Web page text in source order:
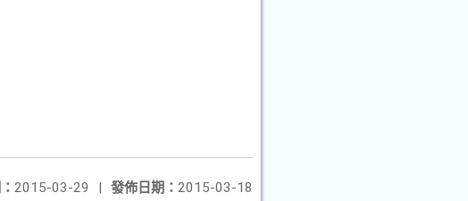
發佈日期： 2015-03-18
2015-03-29 |